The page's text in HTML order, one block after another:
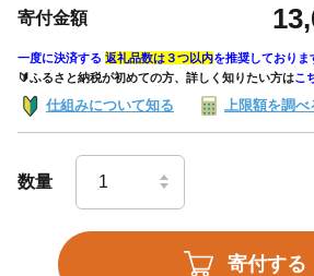
寄付金額
一度に決済する 返礼品数は３つ以内を推奨しておりま
🔰ふるさと納税が初めての方、詳しく知りたい方はこ
仕組みについて知る 上限額を調べ
数量
寄付する